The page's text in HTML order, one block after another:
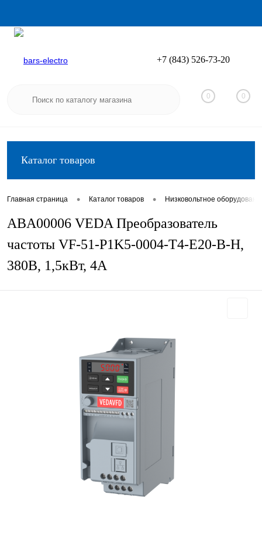
Вход
+7 (843) 526-73-20
0 0
Каталог товаров
Главная страница • Каталог товаров • Низковольтное
ABA00006 VEDA Преобразователь
частоты VF-51-P1K5-0004-T4-E20-B-H,
380В, 1,5кВт, 4А